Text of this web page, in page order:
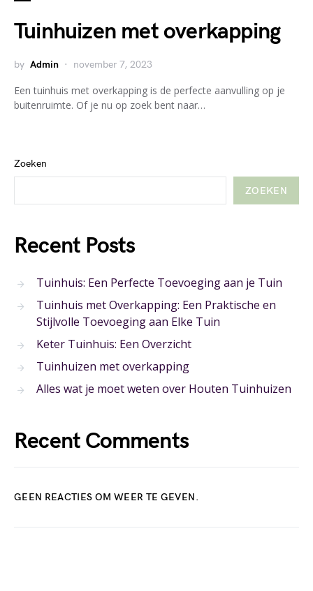
Tuinhuizen met overkapping
by Admin november 7, 2023
Een tuinhuis met overkapping is de perfecte aanvulling op je
buitenruimte. Of je nu op zoek bent naar…
Zoeken
ZOEKEN
Recent Posts
Tuinhuis: Een Perfecte Toevoeging aan je Tuin
Tuinhuis met Overkapping: Een Praktische en
Stijlvolle Toevoeging aan Elke Tuin
Keter Tuinhuis: Een Overzicht
Tuinhuizen met overkapping
Alles wat je moet weten over Houten Tuinhuizen
Recent Comments
GEEN REACTIES OM WEER TE GEVEN.